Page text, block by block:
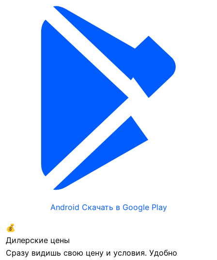
Наличие на складе
Металлическая конструкция, монтаж на
вертикальную поверхность, совместимость с
терминалами DS-K1T673, предусмотрены отверстия
для скрытой прокладки кабеля, обеспечивает
надежную фиксацию устройства на стене.
Популярные в разделе
Android Скачать в Google Play
💰
Дилерские цены
Сразу видишь свою цену и условия. Удобно